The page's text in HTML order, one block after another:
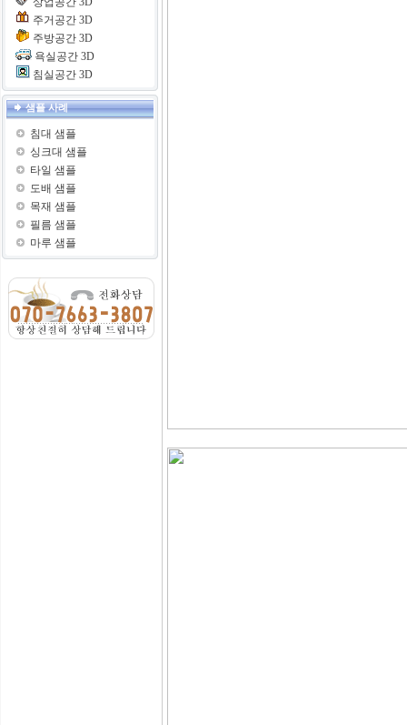
주거공간 3D
주방공간 3D
욕실공간 3D
침실공간 3D
샘플 사례
침대 샘플
싱크대 샘플
타일 샘플
도배 샘플
목재 샘플
필름 샘플
마루 샘플